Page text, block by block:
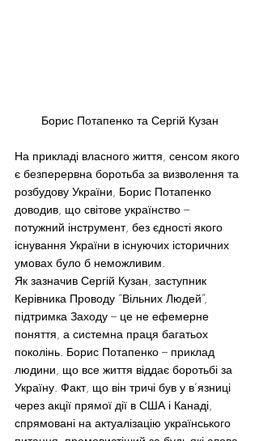
Борис Потапенко та Сергій Кузан
На прикладі власного життя, сенсом якого
є безперервна боротьба за визволення та
розбудову України, Борис Потапенко
доводив, що світове українство –
потужний інструмент, без єдності якого
існування України в існуючих історичних
умовах було б неможливим.
Як зазначив Сергій Кузан, заступник
Керівника Проводу “Вільних Людей”,
підтримка Заходу – це не ефемерне
поняття, а системна праця багатьох
поколінь. Борис Потапенко – приклад
людини, що все життя віддає боротьбі за
Україну. Факт, що він тричі був у в’язниці
через акції прямої дії в США і Канаді,
спрямовані на актуалізацію українського